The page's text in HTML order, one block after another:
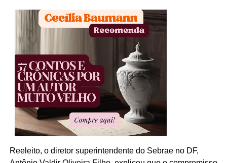
Reeleito, o diretor superintendente do Sebrae no DF,